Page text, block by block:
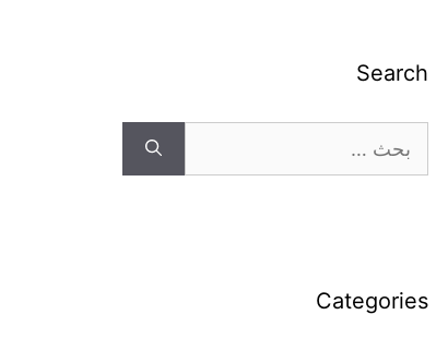
Search
Categories